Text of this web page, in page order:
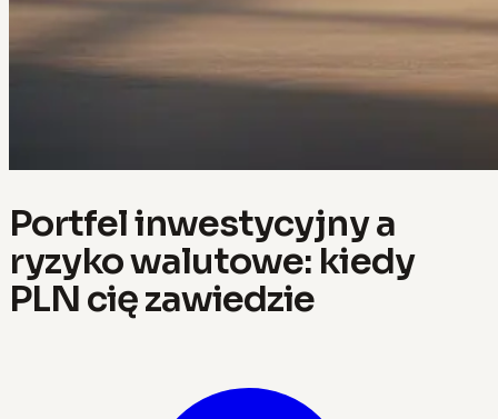
Portfel inwestycyjny a
ryzyko walutowe: kiedy
PLN cię zawiedzie